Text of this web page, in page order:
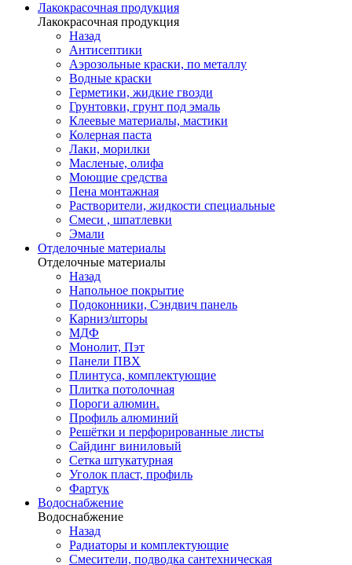
Лакокрасочная продукция
Лакокрасочная продукция
Назад
Антисептики
Аэрозольные краски, по металлу
Водные краски
Герметики, жидкие гвозди
Грунтовки, грунт под эмаль
Клеевые материалы, мастики
Колерная паста
Лаки, морилки
Масленые, олифа
Моющие средства
Пена монтажная
Растворители, жидкости специальные
Смеси , шпатлевки
Эмали
Отделочные материалы
Отделочные материалы
Назад
Напольное покрытие
Подоконники, Сэндвич панель
Карниз/шторы
МДФ
Монолит, Пэт
Панели ПВХ
Плинтуса, комплектующие
Плитка потолочная
Пороги алюмин.
Профиль алюминий
Решётки и перфорированные листы
Сайдинг виниловый
Сетка штукатурная
Уголок пласт, профиль
Фартук
Водоснабжение
Водоснабжение
Назад
Радиаторы и комплектующие
Смесители, подводка сантехническая